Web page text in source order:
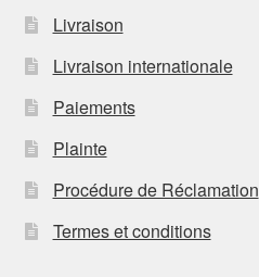
Livraison
Livraison internationale
Paiements
Plainte
Procédure de Réclamation
Termes et conditions